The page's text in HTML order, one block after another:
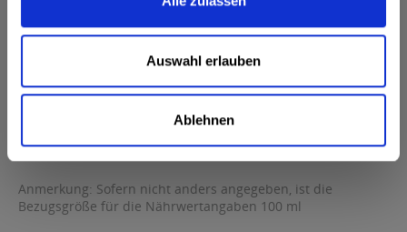
Auswahl erlauben
Ablehnen
davon gesättigte Fettsäuren
>0,1 g
8,4 g
davon Zucker
8,4 g
0,5 g
Salz
0,1 g
Anmerkung: Sofern nicht anders angegeben, ist die
Bezugsgröße für die Nährwertangaben 100 ml